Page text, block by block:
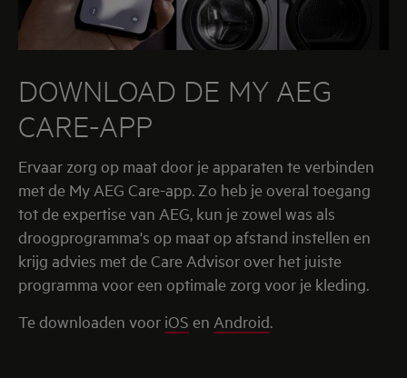
DOWNLOAD DE MY AEG
CARE-APP
Ervaar zorg op maat door je apparaten te verbinden
met de My AEG Care-app. Zo heb je overal toegang
tot de expertise van AEG, kun je zowel was als
droogprogramma's op maat op afstand instellen en
krijg advies met de Care Advisor over het juiste
programma voor een optimale zorg voor je kleding.
Te downloaden voor iOS en Android.